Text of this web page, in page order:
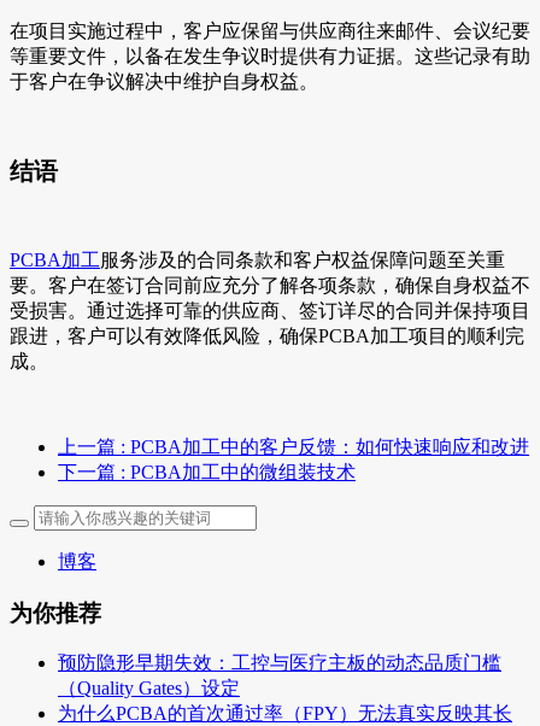
在项目实施过程中，客户应保留与供应商往来邮件、会议纪要
等重要文件，以备在发生争议时提供有力证据。这些记录有助
于客户在争议解决中维护自身权益。
结语
PCBA加工服务涉及的合同条款和客户权益保障问题至关重
要。客户在签订合同前应充分了解各项条款，确保自身权益不
受损害。通过选择可靠的供应商、签订详尽的合同并保持项目
跟进，客户可以有效降低风险，确保PCBA加工项目的顺利完
成。
上一篇 : PCBA加工中的客户反馈：如何快速响应和改进
下一篇 : PCBA加工中的微组装技术
博客
为你推荐
预防隐形早期失效：工控与医疗主板的动态品质门槛
（Quality Gates）设定
为什么PCBA的首次通过率（FPY）无法真实反映其长